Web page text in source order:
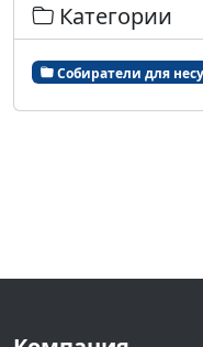
Категории
Собиратели для